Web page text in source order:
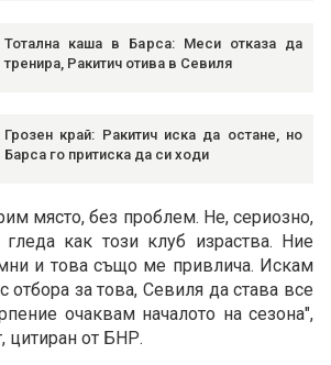
Тотална каша в Барса: Меси отказа да
тренира, Ракитич отива в Севиля
Грозен край: Ракитич иска да остане, но
Барса го притиска да си ходи
място, без проблем. Не, сериозно,
как този клуб израства. Ние
и това също ме привлича. Искам
отбора за това, Севиля да става все
очаквам началото на сезона",
цитиран от БНР.